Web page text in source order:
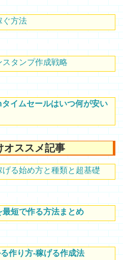
ぐ方法
タンプ作成戦略
イムセールはいつ何が安い
オススメ記事
る始め方と種類と超基礎
短で作る方法まとめ
作り方-稼げる作成法